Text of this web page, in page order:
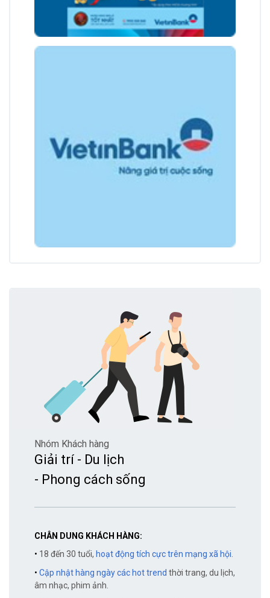
Nhóm Khách hàng
Giải trí - Du lịch
- Phong cách sống
CHÂN DUNG KHÁCH HÀNG:
• 18 đến 30 tuổi, hoạt động tích cực trên mạng xã hội.
• Cập nhật hàng ngày các hot trend thời trang, du lịch,
âm nhạc, phim ảnh.